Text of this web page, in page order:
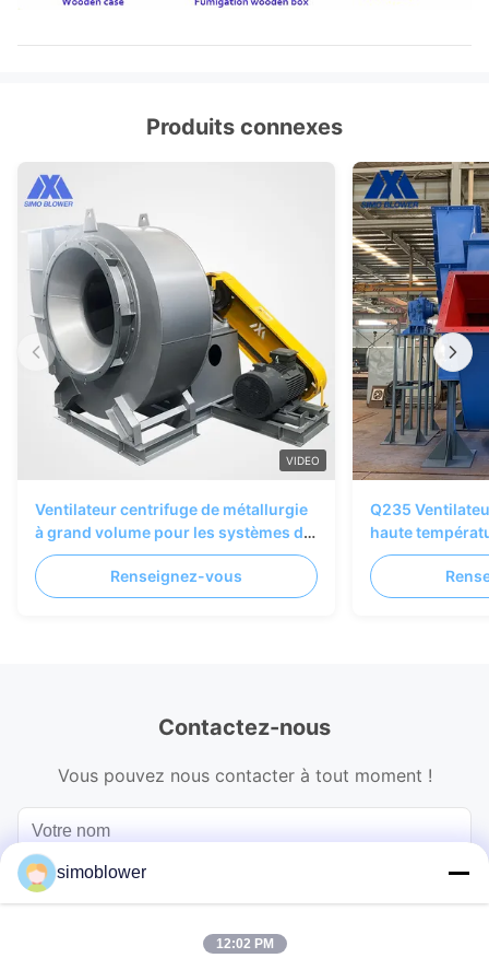
Fan centrifuge
isolant de choc, accouplement de
de température, capteur vibrant,
démarreur mou, inverseur, moteur
électrique spécial, système de
lubrification d'instrument de contrôle du
système, réservoir aérien etc. de
lubrifiant
Produits connexes
VIDEO
Ventilateur centrifuge de métallurgie
à grand volume pour les systèmes de
ventilation industrielle et d'air de four
Renseignez-vous
Q235
haute
Contactez-nous
Vous pouvez nous contacter à tout moment !
simoblower
12:02 PM